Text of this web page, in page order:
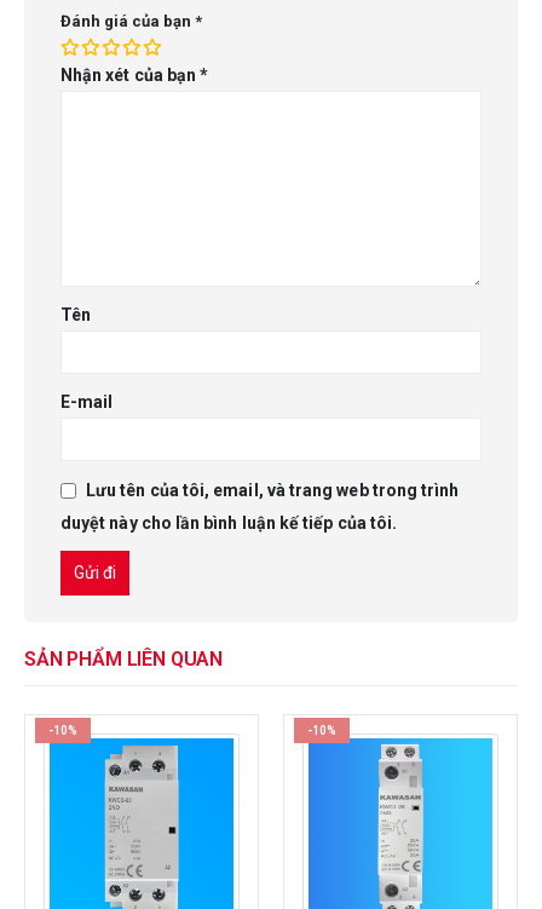
Đánh giá của bạn *
Nhận xét của bạn*
Tên
E-mail
Lưu tên của tôi, email, và trang web trong trình
duyệt này cho lần bình luận kế tiếp của tôi.
SẢN PHẨM LIÊN QUAN
-10% -10%